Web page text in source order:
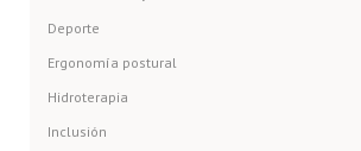
Deporte
Ergonomía postural
Hidroterapia
Inclusión